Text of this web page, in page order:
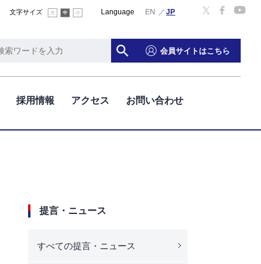
文字サイズ 大 中 小 Language English
会員サイトはこちら
採用情報 アクセス お問い合わせ
提言・ニュース
すべての提言・ニュース